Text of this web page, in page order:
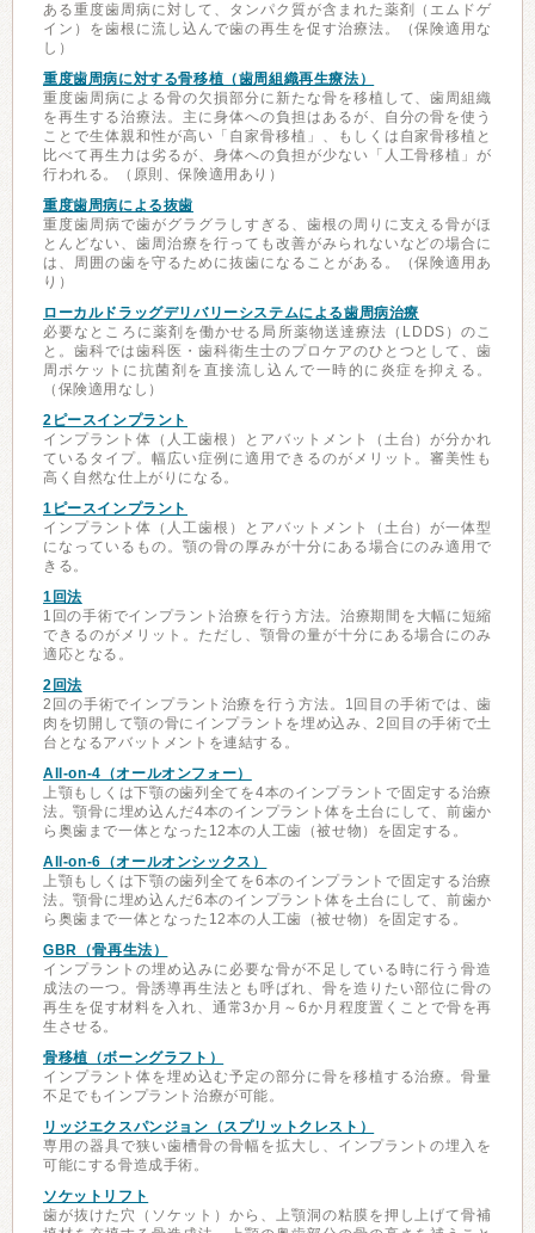
ある重度歯周病に対して、タンパク質が含まれた薬剤（エムドゲ
イン）を歯根に流し込んで歯の再生を促す治療法。（保険適用な
し）
重度歯周病に対する骨移植（歯周組織再生療法）
重度歯周病による骨の欠損部分に新たな骨を移植して、歯周組織
を再生する治療法。主に身体への負担はあるが、自分の骨を使う
ことで生体親和性が高い「自家骨移植」、もしくは自家骨移植と
比べて再生力は劣るが、身体への負担が少ない「人工骨移植」が
行われる。（原則、保険適用あり）
重度歯周病による抜歯
重度歯周病で歯がグラグラしすぎる、歯根の周りに支える骨がほ
とんどない、歯周治療を行っても改善がみられないなどの場合に
は、周囲の歯を守るために抜歯になることがある。（保険適用あ
り）
ローカルドラッグデリバリーシステムによる歯周病治療
必要なところに薬剤を働かせる局所薬物送達療法（LDDS）のこ
と。歯科では歯科医・歯科衛生士のプロケアのひとつとして、歯
周ポケットに抗菌剤を直接流し込んで一時的に炎症を抑える。
（保険適用なし）
2ピースインプラント
インプラント体（人工歯根）とアバットメント（土台）が分かれ
ているタイプ。幅広い症例に適用できるのがメリット。審美性も
高く自然な仕上がりになる。
1ピースインプラント
インプラント体（人工歯根）とアバットメント（土台）が一体型
になっているもの。顎の骨の厚みが十分にある場合にのみ適用で
きる。
1回法
1回の手術でインプラント治療を行う方法。治療期間を大幅に短縮
できるのがメリット。ただし、顎骨の量が十分にある場合にのみ
適応となる。
2回法
2回の手術でインプラント治療を行う方法。1回目の手術では、歯
肉を切開して顎の骨にインプラントを埋め込み、2回目の手術で土
台となるアバットメントを連結する。
All-on-4（オールオンフォー）
上顎もしくは下顎の歯列全てを4本のインプラントで固定する治療
法。顎骨に埋め込んだ4本のインプラント体を土台にして、前歯か
ら奥歯まで一体となった12本の人工歯（被せ物）を固定する。
All-on-6（オールオンシックス）
上顎もしくは下顎の歯列全てを6本のインプラントで固定する治療
法。顎骨に埋め込んだ6本のインプラント体を土台にして、前歯か
ら奥歯まで一体となった12本の人工歯（被せ物）を固定する。
GBR（骨再生法）
インプラントの埋め込みに必要な骨が不足している時に行う骨造
成法の一つ。骨誘導再生法とも呼ばれ、骨を造りたい部位に骨の
再生を促す材料を入れ、通常3か月～6か月程度置くことで骨を再
生させる。
骨移植（ボーングラフト）
インプラント体を埋め込む予定の部分に骨を移植する治療。骨量
不足でもインプラント治療が可能。
リッジエクスパンジョン（スプリットクレスト）
専用の器具で狭い歯槽骨の骨幅を拡大し、インプラントの埋入を
可能にする骨造成手術。
ソケットリフト
歯が抜けた穴（ソケット）から、上顎洞の粘膜を押し上げて骨補